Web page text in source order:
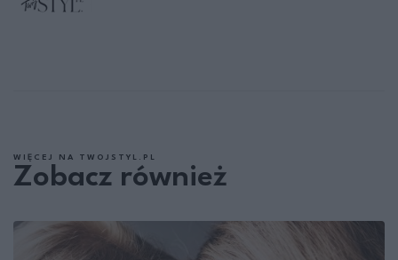
WIĘCEJ NA TWOJSTYL.PL
Zobacz również